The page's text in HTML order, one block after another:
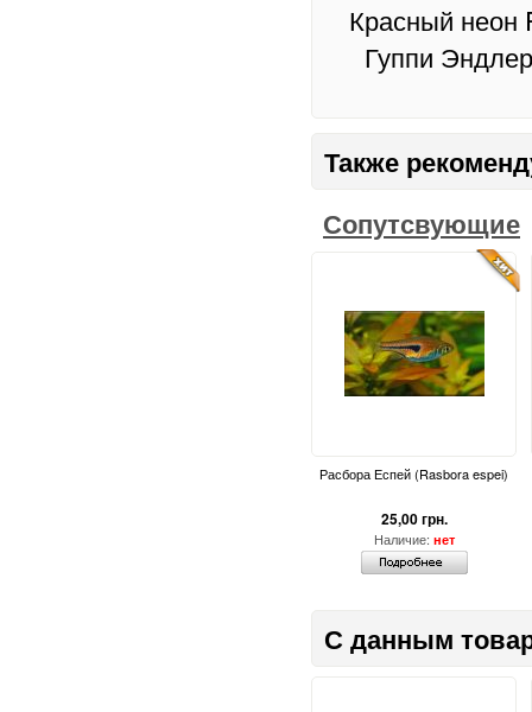
Красный неон
Гуппи
Также
Сопутсвующие
Расбора Еспей (Rasbora espei)
25,00 грн.
Наличие: нет
С данным